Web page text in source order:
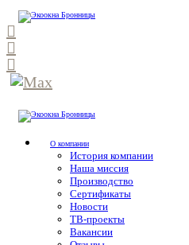
О компании
История компании
Наша миссия
Производство
Сертификаты
Новости
ТВ-проекты
Вакансии